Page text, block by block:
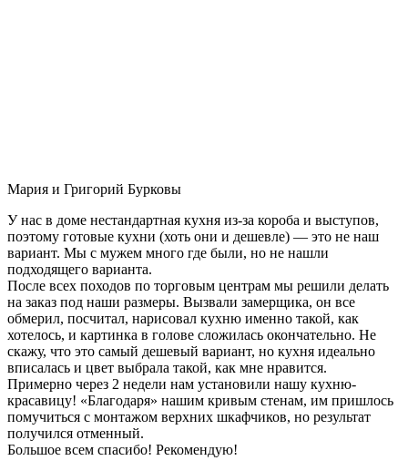
Мария и Григорий Бурковы
У нас в доме нестандартная кухня из-за короба и выступов,
поэтому готовые кухни (хоть они и дешевле) — это не наш
вариант. Мы с мужем много где были, но не нашли
подходящего варианта.
После всех походов по торговым центрам мы решили делать
на заказ под наши размеры. Вызвали замерщика, он все
обмерил, посчитал, нарисовал кухню именно такой, как
хотелось, и картинка в голове сложилась окончательно. Не
скажу, что это самый дешевый вариант, но кухня идеально
вписалась и цвет выбрала такой, как мне нравится.
Примерно через 2 недели нам установили нашу кухню-
красавицу! «Благодаря» нашим кривым стенам, им пришлось
помучиться с монтажом верхних шкафчиков, но результат
получился отменный.
Большое всем спасибо! Рекомендую!